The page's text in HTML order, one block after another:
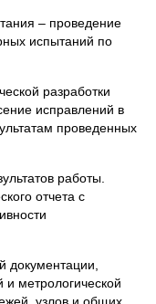
– проведение
испытаний по
разработки
исправлений в
проведенных
работы.
отчета с
документации,
метрологической